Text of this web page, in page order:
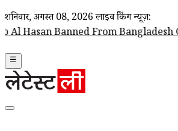
शनिवार, अगस्त 08, 2026 लाइव ब्रेकिंग न्यूज़:
Banned From Bangladesh Cricket:
☰